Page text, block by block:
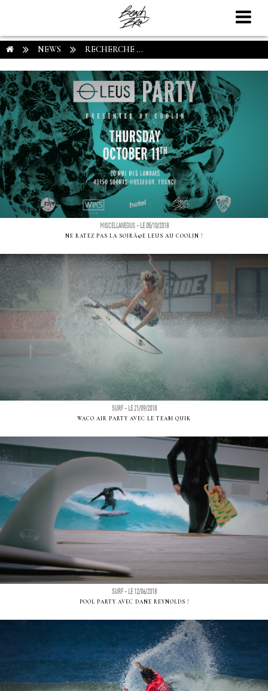
NEWS RECHERCHE ...
MISCELLANEOUS - LE 05/10/2018
NE RATEZ PAS LA SOIRÃ©E LEUS AU COOLIN !
SURF - LE 21/09/2018
WACO AIR PARTY AVEC LE TEAM QUIK
SURF - LE 12/06/2018
POOL PARTY AVEC DANE REYNOLDS !